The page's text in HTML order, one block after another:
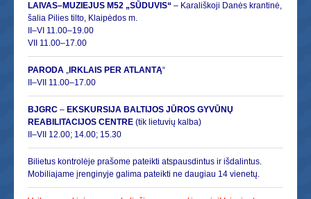
LAIVAS–MUZIEJUS M52 „SŪDUVIS“ – Karališkoji Danės krantinė,
šalia Pilies tilto, Klaipėdos m.
II–VI 11.00–19.00
VII 11.00–17.00
PARODA „ IRKLAIS PER ATLANTĄ“
II–VII 11.00–17.00
BJGRC – EKSKURSIJA BALTIJOS JŪROS GYVŪNŲ
REABILITACIJOS CENTRE (tik lietuvių kalba)
II–VII 12.00; 14.00; 15.30
Bilietus kontrolėje prašome pateikti atspausdintus ir išdalintus.
Mobiliajame įrenginyje galima pateikti ne daugiau 14 vienetų.